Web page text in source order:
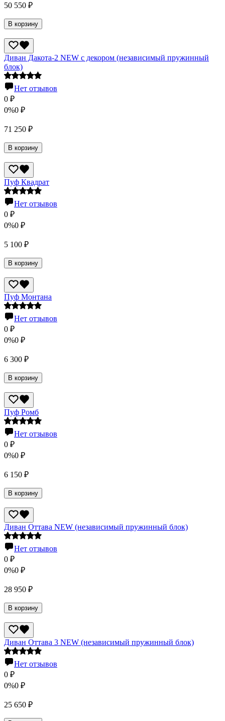
50 550 ₽
В корзину
Диван Дакота-2 NEW с декором (независимый пружинный
блок)
Нет отзывов
0 ₽
0%0 ₽
71 250 ₽
В корзину
Пуф Квадрат
Нет отзывов
0 ₽
0%0 ₽
5 100 ₽
В корзину
Пуф Монтана
Нет отзывов
0 ₽
0%0 ₽
6 300 ₽
В корзину
Пуф Ромб
Нет отзывов
0 ₽
0%0 ₽
6 150 ₽
В корзину
Диван Оттава NEW (независимый пружинный блок)
Нет отзывов
0 ₽
0%0 ₽
28 950 ₽
В корзину
Диван Оттава 3 NEW (независимый пружинный блок)
Нет отзывов
0 ₽
0%0 ₽
25 650 ₽